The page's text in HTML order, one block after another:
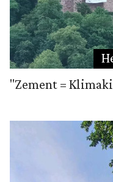
"Zement =